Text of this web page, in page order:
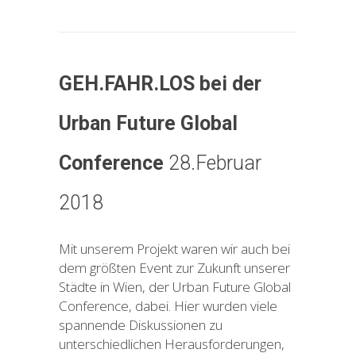
GEH.FAHR.LOS bei der
Urban Future Global
Conference 28.Februar
2018
Mit unserem Projekt waren wir auch bei
dem größten Event zur Zukunft unserer
Städte in Wien, der Urban Future Global
Conference, dabei. Hier wurden viele
spannende Diskussionen zu
unterschiedlichen Herausforderungen,